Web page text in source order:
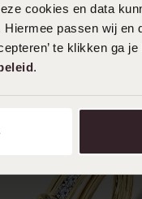
cookies en data
passen wij en
te klikken ga
.